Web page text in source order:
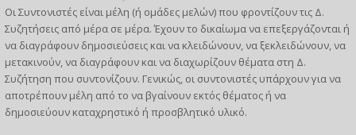
Οι Συντονιστές είναι μέλη (ή ομάδες μελών) που φροντίζουν τις Δ.
Συζητήσεις από μέρα σε μέρα. Έχουν το δικαίωμα να επεξεργάζονται ή
να διαγράφουν δημοσιεύσεις και να κλειδώνουν, να ξεκλειδώνουν, να
μετακινούν, να διαγράφουν και να διαχωρίζουν θέματα στη Δ.
Συζήτηση που συντονίζουν. Γενικώς, οι συντονιστές υπάρχουν για να
αποτρέπουν μέλη από το να βγαίνουν εκτός θέματος ή να
δημοσιεύουν καταχρηστικό ή προσβλητικό υλικό.